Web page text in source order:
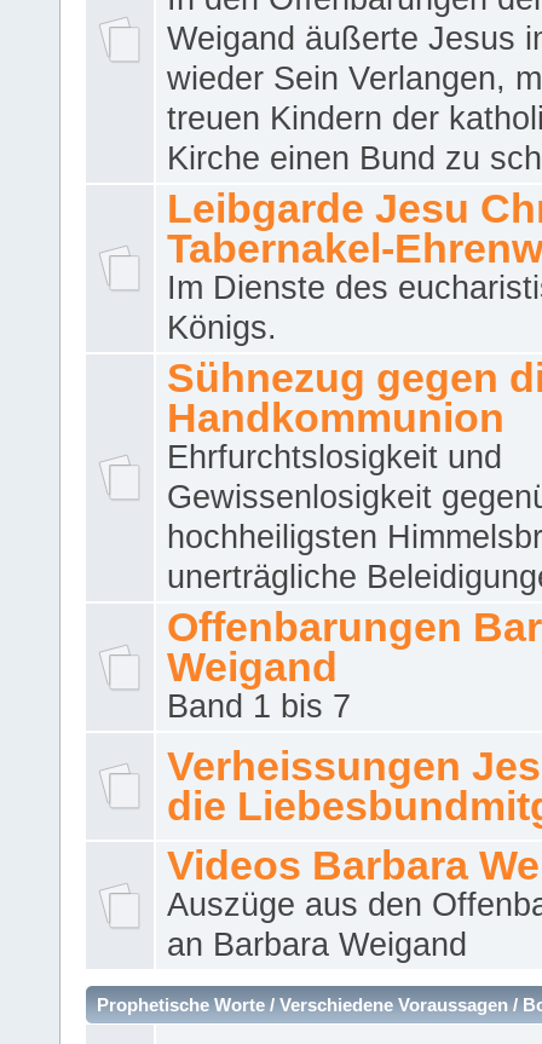
Weigand äußerte Jesus
wieder Sein Verlangen,
treuen Kindern der
Kirche einen Bund zu
Leibgarde Jesu
Tabernakel-
Im Dienste des
Königs.
Sühnezug gegen
Handkommunion
Ehrfurchtslosigkeit und
Gewissenlosigkeit
hochheiligsten
unerträgliche
Offenbarungen
Weigand
Band 1 bis 7
Verheissungen
die
Videos Barbara
Auszüge aus den
an Barbara Weigand
Prophetische Worte / Verschiedene Voraussagen /